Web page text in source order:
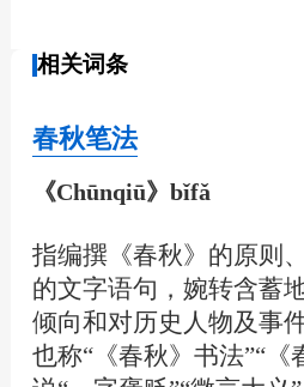
相关词条
春秋笔法
《Chūnqiū》bǐfǎ
指编撰《春秋》的原则
的文字语句，婉转含蓄
倾向和对历史人物及事
也称“《春秋》书法”“《